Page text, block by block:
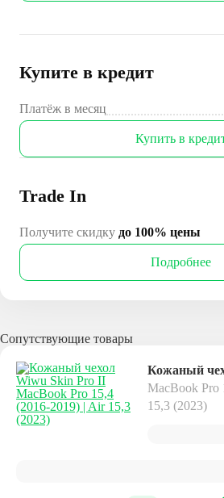
Купите в кредит
Платёж в месяц
Купить в
Trade In
Получите скидку до 100% цены
Подробнее
Сопутствующие товары
Кожаный
MacBook Pro
15,3 (2023)